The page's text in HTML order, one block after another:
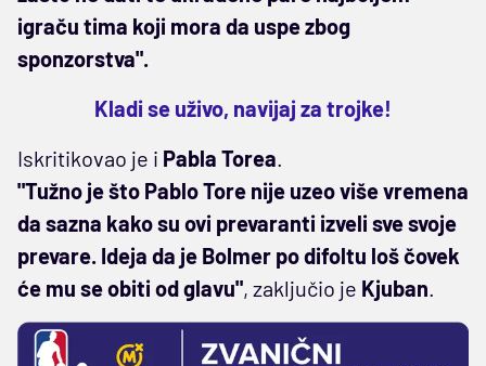
igraču tima koji mora da uspe zbog
sponzorstva".
Kladi se uživo, navijaj za trojke!
Iskritikovao je i Pabla Torea.
"Tužno je što Pablo Tore nije uzeo više vremena
da sazna kako su ovi prevaranti izveli sve svoje
prevare. Ideja da je Bolmer po difoltu loš čovek
će mu se obiti od glavu", zaključio je Kjuban.